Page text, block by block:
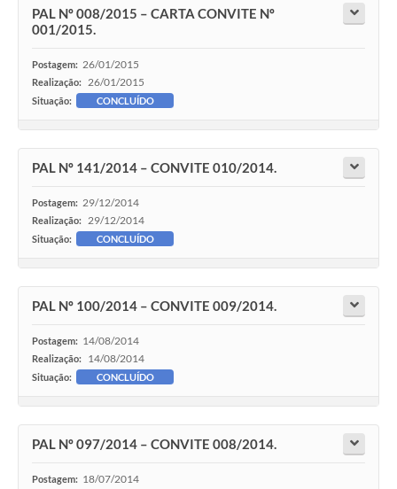
PAL Nº 008/2015 – CARTA CONVITE Nº
001/2015.
Postagem: 26/01/2015
Realização: 26/01/2015
Situação: CONCLUÍDO
PAL Nº 141/2014 – CONVITE 010/2014.
Postagem: 29/12/2014
Realização: 29/12/2014
Situação: CONCLUÍDO
PAL Nº 100/2014 – CONVITE 009/2014.
Postagem: 14/08/2014
Realização: 14/08/2014
Situação: CONCLUÍDO
PAL Nº 097/2014 – CONVITE 008/2014.
Postagem: 18/07/2014